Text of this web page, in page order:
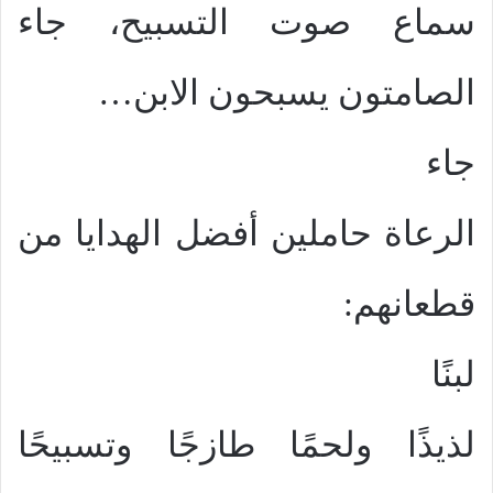
سماع صوت التسبيح، جاء
الصامتون يسبحون الابن…
جاء
الرعاة حاملين أفضل الهدايا من
قطعانهم:
لبنًا
لذيذًا ولحمًا طازجًا وتسبيحًا